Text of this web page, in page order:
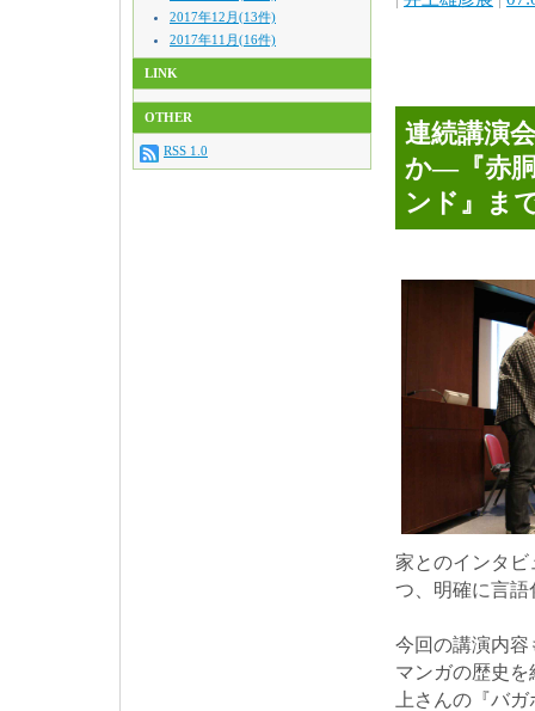
2017年12月(13件)
2017年11月(16件)
LINK
OTHER
RSS 1.0
連続講演
か―『赤
ンド』ま
家とのインタ
つ、明確に言
今回の講演内
マンガの歴史
上さんの『バ